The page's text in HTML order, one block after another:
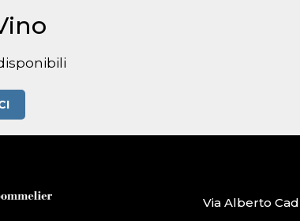
Via Alberto